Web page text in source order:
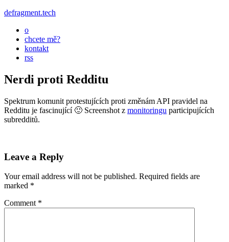
defragment.tech
o
chcete mě?
kontakt
rss
Nerdi proti Redditu
Spektrum komunit protestujících proti změnám API pravidel na
Redditu je fascinující 🙂 Screenshot z monitoringu participujících
subredditů.
Leave a Reply
Your email address will not be published. Required fields are
marked *
Comment *